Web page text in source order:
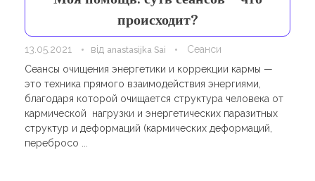
Навчання
Карти Духів
происходит?
13.05.2021 від anastasijka Sai
Сеанси
Сеансы очищения энергетики и коррекции кармы —
это техника прямого взаимодействия энергиями,
благодаря которой очищается структура человека от
кармической нагрузки и энергетических паразитных
структур и деформаций (кармических деформаций,
перебросо ...